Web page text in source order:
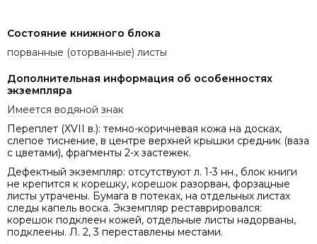
Состояние книжного блока
порванные (оторванные) листы
Дополнительная информация об особенностях
экземпляра
Имеется водяной знак
Переплет (XVII в.): темно-коричневая кожа на досках,
слепое тиснение, в центре верхней крышки средник (ваза
с цветами), фрагменты 2-х застежек.
Дефектный экземпляр: отсутствуют л. 1-3 нн., блок книги
не крепится к корешку, корешок разорван, форзацные
листы утрачены. Бумага в потеках, на отдельных листах
следы капель воска. Экземпляр реставрировался:
корешок подклеен кожей, отдельные листы надорваны,
подклеены. Л. 2, 3 переставлены местами.